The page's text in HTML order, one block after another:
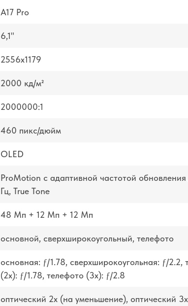
A17 Pro
6,1"
2556x1179
2000 кд/м²
2000000:1
460 пикс/дюйм
OLED
ProMotion с адаптивной частотой
Гц, True Tone
48 Мп + 12 Мп + 12 Мп
основной, сверхширокоугольный, телефото
основная: ƒ/1.78, сверхшироко­угольная: ƒ/2.2,
(2x): ƒ/1.78, телефото (3x): ƒ/2.8
оптический 2x (на уменьшение), оптический